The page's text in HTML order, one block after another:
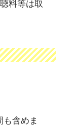
料等は取
も含めま